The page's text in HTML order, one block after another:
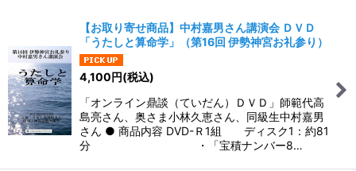
並び順:
絞り込む
【お取り寄せ商品】中村嘉男さん講演会 ＤＶＤ
「うたしと算命学」（第16回 伊勢神宮お礼参り）
4,100円(税込)
「オンライン鼎談（ていだん）ＤＶＤ」師範代高
島亮さん、奥さま小林久恵さん、同級生中村嘉男
さん ● 商品内容 DVD-Ｒ1組 ディスク1：約81
分 ・「宝積ナンバー8…